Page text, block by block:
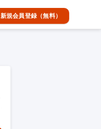
新規会員登録（無料）